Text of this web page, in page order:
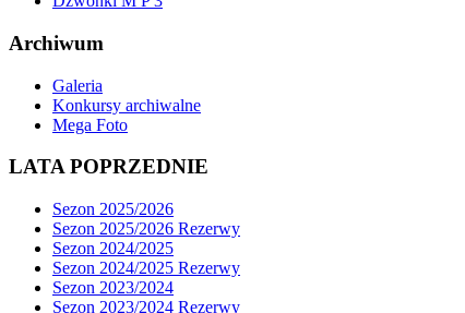
Archiwum
Galeria
Konkursy archiwalne
Mega Foto
LATA POPRZEDNIE
Sezon 2025/2026
Sezon 2025/2026 Rezerwy
Sezon 2024/2025
Sezon 2024/2025 Rezerwy
Sezon 2023/2024
Sezon 2023/2024 Rezerwy